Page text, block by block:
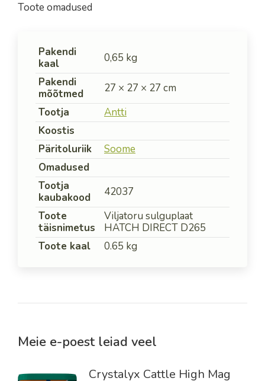
Toote omadused
Pakendi
kaal
0,65 kg
Pakendi
mõõtmed
27 × 27 × 27 cm
Tootja
Antti
Koostis
Päritoluriik
Soome
Omadused
Tootja
kaubakood
42037
Toote
täisnimetus
Viljatoru sulguplaat
HATCH DIRECT D265
Toote kaal
0.65 kg
Meie e-poest leiad veel
Crystalyx Cattle High Mag